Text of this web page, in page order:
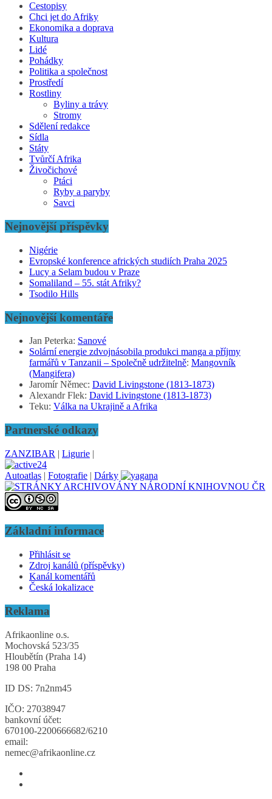
Cestopisy
Chci jet do Afriky
Ekonomika a doprava
Kultura
Lidé
Pohádky
Politika a společnost
Prostředí
Rostliny
Byliny a trávy
Stromy
Sdělení redakce
Sídla
Státy
Tvůrčí Afrika
Živočichové
Ptáci
Ryby a paryby
Savci
Nejnovější příspěvky
Nigérie
Evropské konference afrických studiích Praha 2025
Lucy a Selam budou v Praze
Somaliland – 55. stát Afriky?
Tsodilo Hills
Nejnovější komentáře
Jan Peterka: Sanové
Solární energie zdvojnásobila produkci manga a příjmy
farmářů v Tanzanii – Společně udržitelně: Mangovník
(Mangifera)
Jaromír Němec: David Livingstone (1813-1873)
Alexandr Flek: David Livingstone (1813-1873)
Teku: Válka na Ukrajině a Afrika
Partnerské odkazy
ZANZIBAR | Ligurie |
Autoatlas | Fotografie | Dárky
Základní informace
Přihlásit se
Zdroj kanálů (příspěvky)
Kanál komentářů
Česká lokalizace
Reklama
Afrikaonline o.s.
Mochovská 523/35
Hloubětín (Praha 14)
198 00 Praha
ID DS: 7n2nm45
IČO: 27038947
bankovní účet:
670100-2200666682/6210
email:
nemec@afrikaonline.cz